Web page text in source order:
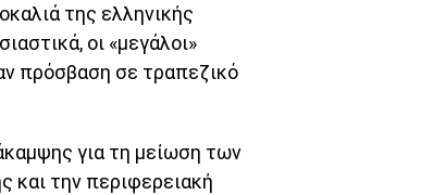
της ελληνικής
οι «μεγάλοι»
πρόσβαση σε τραπεζικό
για τη μείωση των
και την περιφερειακή